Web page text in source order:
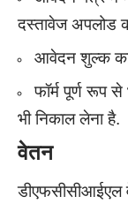
दस्तावेज अपलोड
आवेदन शुल्क
फॉर्म पूर्ण रूप
भी निकाल लेना है.
वेतन
डीएफसीसीआईएल